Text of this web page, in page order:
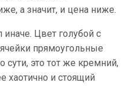
а значит, и цена ниже.
иначе. Цвет голубой с
прямоугольные
сути, это тот же кремний,
хаотично и стоящий